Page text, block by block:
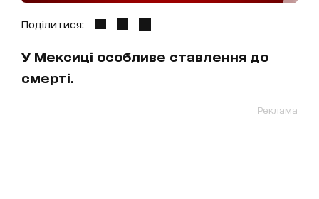
Поділитися:
У Мексиці особливе ставлення до
смерті.
Реклама